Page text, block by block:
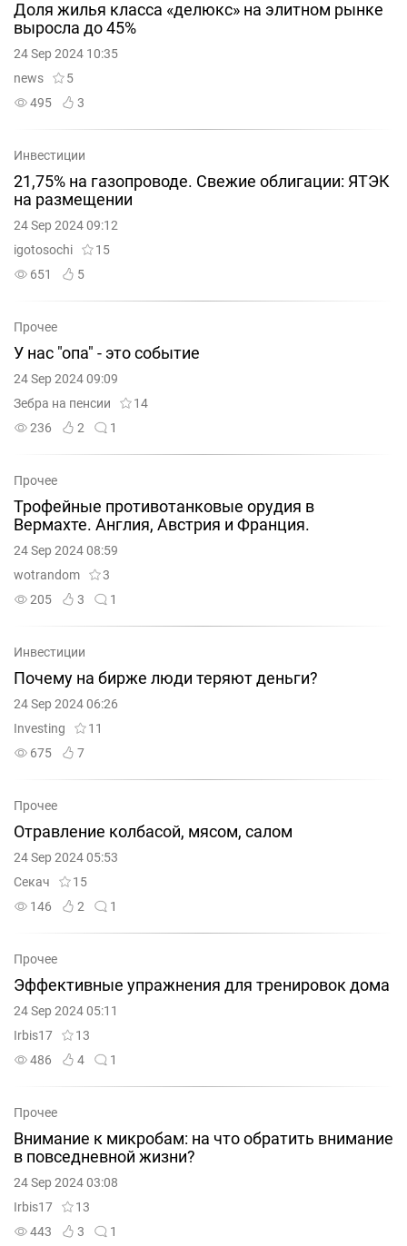
Доля жилья класса «делюкс» на элитном рынке
выросла до 45%
24 Sep 2024 10:35
news
5
495
3
Инвестиции
21,75% на газопроводе. Свежие облигации: ЯТЭК
на размещении
24 Sep 2024 09:12
igotosochi
15
651
5
Прочее
У нас "опа" - это событие
24 Sep 2024 09:09
Зебра на пенсии
14
236
2 1
Прочее
Трофейные противотанковые орудия в
Вермахте. Англия, Австрия и Франция.
24 Sep 2024 08:59
wotrandom
3
205
3 1
Инвестиции
Почему на бирже люди теряют деньги?
24 Sep 2024 06:26
Investing
11
675
7
Прочее
Отравление колбасой, мясом, салом
24 Sep 2024 05:53
Секач
15
146
2 1
Прочее
Эффективные упражнения для тренировок дома
24 Sep 2024 05:11
Irbis17
13
486
4 1
Прочее
Внимание к микробам: на что обратить внимание
в повседневной жизни?
24 Sep 2024 03:08
Irbis17
13
443
3 1